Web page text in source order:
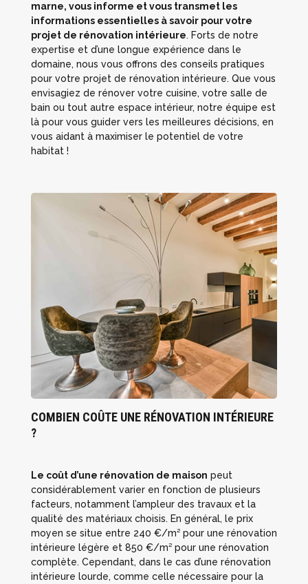
marne, vous informe et vous transmet les
informations essentielles à savoir pour votre
projet de rénovation intérieure. Forts de notre
expertise et d’une longue expérience dans le
domaine, nous vous offrons des conseils pratiques
pour votre projet de rénovation intérieure. Que vous
envisagiez de rénover votre cuisine, votre salle de
bain ou tout autre espace intérieur, notre équipe est
là pour vous guider vers les meilleures décisions, en
vous aidant à maximiser le potentiel de votre
habitat !
COMBIEN COÛTE UNE RÉNOVATION INTÉRIEURE
?
Le coût d’une rénovation de maison peut
considérablement varier en fonction de plusieurs
facteurs, notamment l’ampleur des travaux et la
qualité des matériaux choisis. En général, le prix
moyen se situe entre 240 €/m² pour une rénovation
intérieure légère et 850 €/m² pour une rénovation
complète. Cependant, dans le cas d’une rénovation
intérieure lourde, comme celle nécessaire pour la